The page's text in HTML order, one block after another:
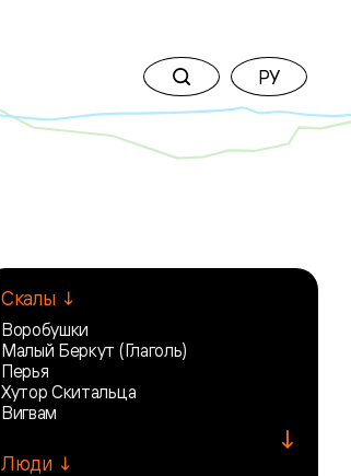
РУ
Скалы ↓
Воробушки
Малый Беркут (Глаголь)
Перья
Хутор Скитальца
Вигвам
↓
Люди ↓